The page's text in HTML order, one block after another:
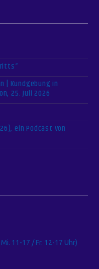
| Kundgebung in
25. Juli 2026
ein Podcast von
11-17 / Fr. 12-17 Uhr)